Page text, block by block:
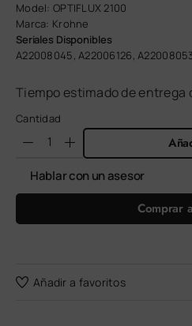
Model: OPTIFLUX 2100
Marca: Krohne
Seriales Disponibles
A22008045, A22006126,
Tiempo estimado de entrega
Cantidad
Hablar con un asesor
Comprar
Añadir a favoritos